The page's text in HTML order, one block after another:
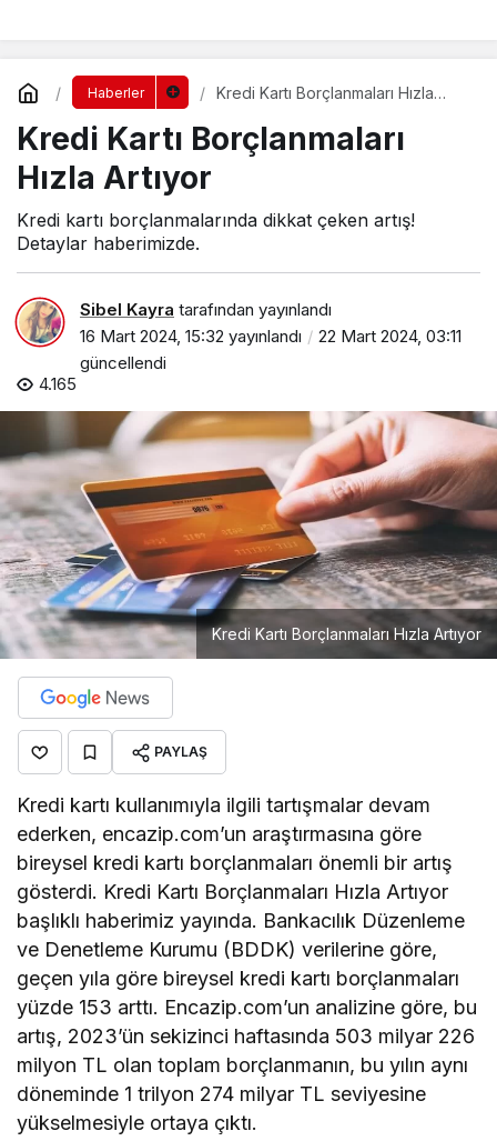
Haberler
Kredi Kartı Borçlanmaları Hızla
Kredi Kartı Borçlanmaları
Hızla Artıyor
Kredi kartı borçlanmalarında dikkat çeken artış!
Detaylar haberimizde.
Sibel Kayra tarafından yayınlandı
16 Mart 2024, 15:32 yayınlandı
22 Mart 2024, 03:11
güncellendi
4.165
Kredi Kartı Borçlanmaları Hızla Artıyor
PAYLAŞ
Kredi kartı kullanımıyla ilgili tartışmalar devam
ederken, encazip.com’un araştırmasına göre
bireysel kredi kartı borçlanmaları önemli bir artış
gösterdi. Kredi Kartı Borçlanmaları Hızla Artıyor
başlıklı haberimiz yayında. Bankacılık Düzenleme
ve Denetleme Kurumu (BDDK) verilerine göre,
geçen yıla göre bireysel kredi kartı borçlanmaları
yüzde 153 arttı. Encazip.com’un analizine göre, bu
artış, 2023’ün sekizinci haftasında 503 milyar 226
milyon TL olan toplam borçlanmanın, bu yılın aynı
döneminde 1 trilyon 274 milyar TL seviyesine
yükselmesiyle ortaya çıktı.